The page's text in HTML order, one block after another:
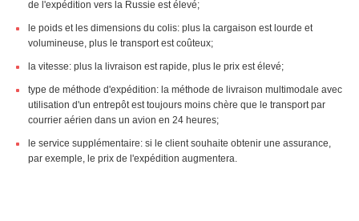
de l'expédition vers la Russie est élevé;
le poids et les dimensions du colis: plus la cargaison est lourde et
volumineuse, plus le transport est coûteux;
la vitesse: plus la livraison est rapide, plus le prix est élevé;
type de méthode d'expédition: la méthode de livraison multimodale avec
utilisation d'un entrepôt est toujours moins chère que le transport par
courrier aérien dans un avion en 24 heures;
le service supplémentaire: si le client souhaite obtenir une assurance,
par exemple, le prix de l'expédition augmentera.